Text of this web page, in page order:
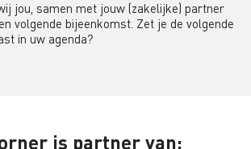
jou, samen met jouw (zakelijke) partner
volgende bijeenkomst. Zet je de volgende
in uw agenda?
is partner van: